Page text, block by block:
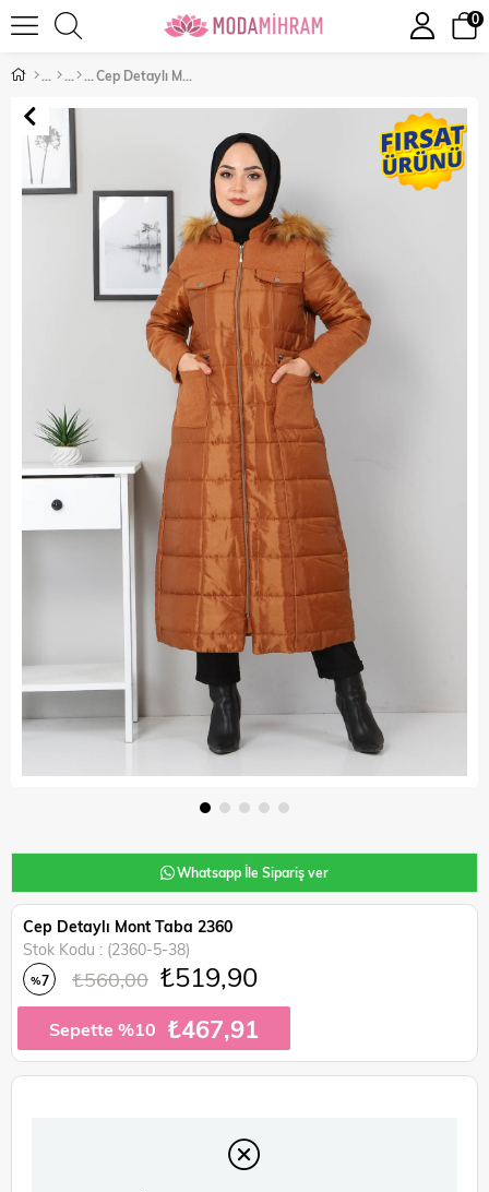
0
Cep Detaylı Mont Taba 2360
Whatsapp İle Sipariş ver
Cep Detaylı Mont Taba 2360
Stok Kodu
(2360-5-38)
%7 ₺560,00 ₺519,90
Sepette %10 ₺467,91